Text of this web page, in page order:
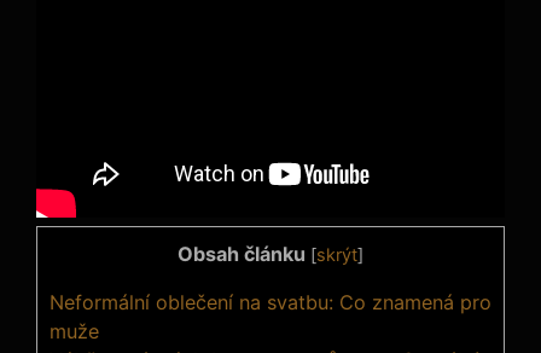
Obsah článku [skrýt]
Neformální oblečení na svatbu: Co znamená pro
muže